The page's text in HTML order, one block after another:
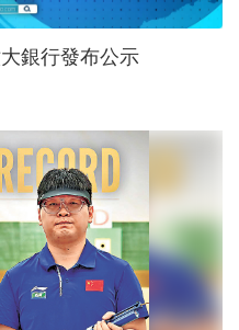
銀行發布公示